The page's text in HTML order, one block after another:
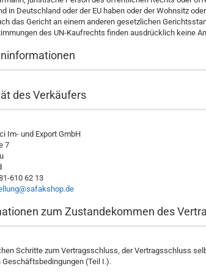
in Deutschland oder der EU haben oder der Wohnsitz
das Gericht an einem anderen gesetzlichen
des UN-Kaufrechts finden ausdrücklich keine
des Verkäufers
Im- und Export GmbH
7
610 62 13
zum Zustandekommen des
Schritte zum Vertragsschluss, der Vertragsschluss
Geschäftsbedingungen (Teil I.).